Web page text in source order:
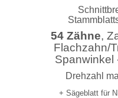
54 Zähne,
Flachzahn/
Spanwinkel
Drehzahl
+ Sägeblatt für